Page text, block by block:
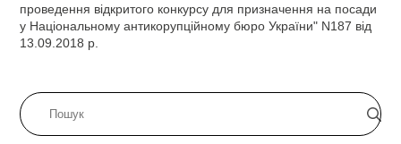
проведення відкритого конкурсу для призначення на посади
у Національному антикорупційному бюро України" N187 від
13.09.2018 р.